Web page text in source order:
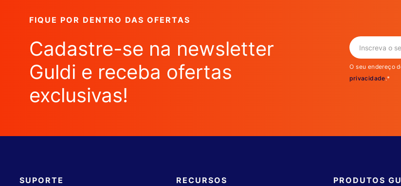
FIQUE POR DENTRO DAS OFERTAS
Cadastre-se na newsletter
Guldi e receba ofertas
exclusivas!
O seu endereço
privacidade.*
SUPORTE RECURSOS PRODUTOS